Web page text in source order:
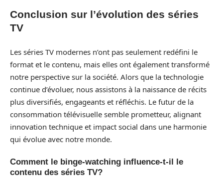
Conclusion sur l’évolution des séries
TV
Les séries TV modernes n’ont pas seulement redéfini le
format et le contenu, mais elles ont également transformé
notre perspective sur la société. Alors que la technologie
continue d’évoluer, nous assistons à la naissance de récits
plus diversifiés, engageants et réfléchis. Le futur de la
consommation télévisuelle semble prometteur, alignant
innovation technique et impact social dans une harmonie
qui évolue avec notre monde.
Comment le binge-watching influence-t-il le
contenu des séries TV?